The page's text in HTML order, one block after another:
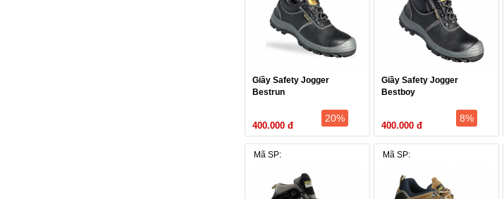
Giầy Safety Jogger
Bestrun
400.000 đ
20%
Giầy Safety Jogger
Bestboy
400.000 đ
8%
Mã SP: Mã SP: